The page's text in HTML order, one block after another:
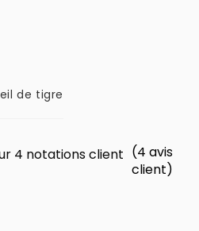
de tigre
4 notations client (4 avis
client)